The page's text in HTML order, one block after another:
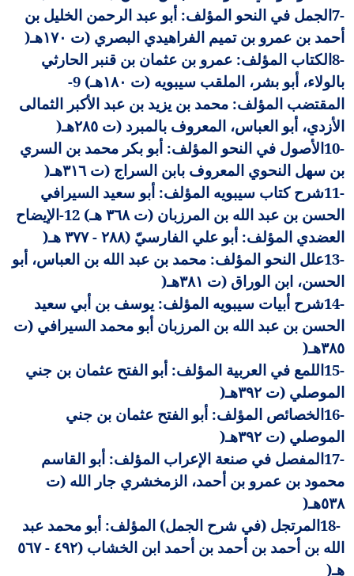
7-الجمل في النحو المؤلف: أبو عبد الرحمن الخليل بن
أحمد بن عمرو بن تميم الفراهيدي البصري (ت ١٧٠هـ
)
8-الكتاب المؤلف: عمرو بن عثمان بن قنبر الحارثي
بالولاء، أبو بشر، الملقب سيبويه (ت ١٨٠هـ) 9-
المقتضب المؤلف: محمد بن يزيد بن عبد الأكبر الثمالى
الأزدي، أبو العباس، المعروف بالمبرد (ت ٢٨٥هـ
)
10-الأصول في النحو المؤلف: أبو بكر محمد بن السري
بن سهل النحوي المعروف بابن السراج (ت ٣١٦هـ
)
11-شرح كتاب سيبويه المؤلف: أبو سعيد السيرافي
الحسن بن عبد الله بن المرزبان (ت ٣٦٨ هـ) 12-الإيضاح
العضدي المؤلف: أبو علي الفارسيّ (٢٨٨ - ٣٧٧ هـ
)
13-علل النحو المؤلف: محمد بن عبد الله بن العباس، أبو
الحسن، ابن الوراق (ت ٣٨١هـ
)
14-شرح أبيات سيبويه المؤلف: يوسف بن أبي سعيد
الحسن بن عبد الله بن المرزبان أبو محمد السيرافي (ت
٣٨٥هـ
)
15-اللمع في العربية المؤلف: أبو الفتح عثمان بن جني
الموصلي (ت ٣٩٢هـ
)
16-الخصائص المؤلف: أبو الفتح عثمان بن جني
الموصلي (ت ٣٩٢هـ
)
17-المفصل في صنعة الإعراب المؤلف: أبو القاسم
محمود بن عمرو بن أحمد، الزمخشري جار الله (ت
٥٣٨هـ
)
18-المرتجل (في شرح الجمل) المؤلف: أبو محمد عبد
الله بن أحمد بن أحمد بن أحمد ابن الخشاب (٤٩٢ - ٥٦٧
هـ)